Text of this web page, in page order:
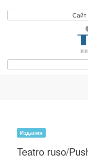
Сайт
Издания
Teatro ruso/